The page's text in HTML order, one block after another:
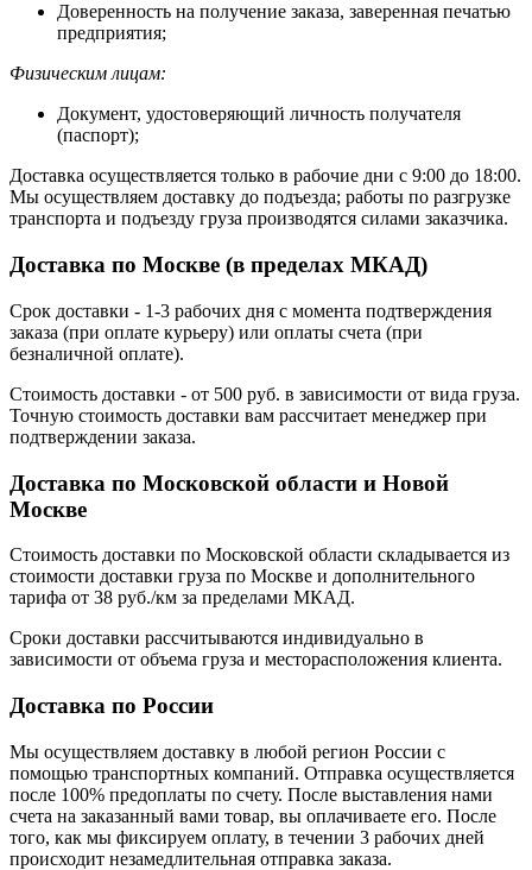
Доверенность на получение заказа, заверенная печатью
предприятия;
Физическим лицам:
Документ, удостоверяющий личность получателя
(паспорт);
Доставка осуществляется только в рабочие дни с 9:00 до 18:00.
Мы осуществляем доставку до подъезда; работы по разгрузке
транспорта и подъезду груза производятся силами заказчика.
Доставка по Москве (в пределах МКАД)
Срок доставки - 1-3 рабочих дня с момента подтверждения
заказа (при оплате курьеру) или оплаты счета (при
безналичной оплате).
Стоимость доставки - от 500 руб. в зависимости от вида груза.
Точную стоимость доставки вам рассчитает менеджер при
подтверждении заказа.
Доставка по Московской области и Новой
Москве
Стоимость доставки по Московской области складывается из
стоимости доставки груза по Москве и дополнительного
тарифа от 38 руб./км за пределами МКАД.
Сроки доставки рассчитываются индивидуально в
зависимости от объема груза и месторасположения клиента.
Доставка по России
Мы осуществляем доставку в любой регион России с
помощью транспортных компаний. Отправка осуществляется
после 100% предоплаты по счету. После выставления нами
счета на заказанный вами товар, вы оплачиваете его. После
того, как мы фиксируем оплату, в течении 3 рабочих дней
происходит незамедлительная отправка заказа.